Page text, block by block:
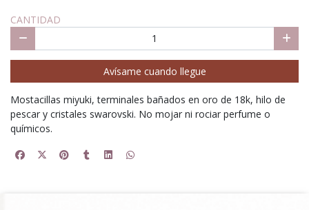
CANTIDAD
Avísame cuando llegue
Mostacillas miyuki, terminales bañados en oro de 18k, hilo de
pescar y cristales swarovski. No mojar ni rociar perfume o
químicos.